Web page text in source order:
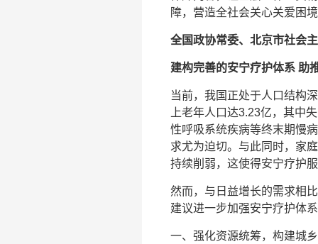
障，营造全社会关心关爱困
全国政协常委、北京市社会
建构完善的安宁疗护体系 助
当前，我国正处于人口结构
上老年人口达3.23亿，其中
性呼吸系统疾病等终末期慢
求尤为迫切。与此同时，家
持续削弱，这使得安宁疗护
然而，与日益增长的需求相
建议进一步加强安宁疗护体
一、强化资源统筹，构建城